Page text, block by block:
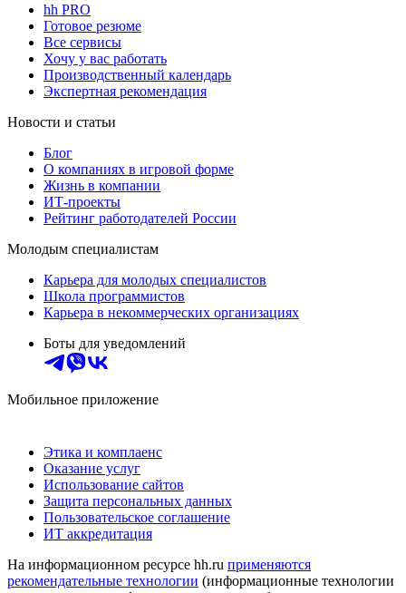
hh PRO
Готовое резюме
Все сервисы
Хочу у вас работать
Производственный календарь
Экспертная рекомендация
Новости и статьи
Блог
О компаниях в игровой форме
Жизнь в компании
ИТ-проекты
Рейтинг работодателей России
Молодым специалистам
Карьера для молодых специалистов
Школа программистов
Карьера в некоммерческих организациях
Боты для уведомлений
Мобильное приложение
Этика и комплаенс
Оказание услуг
Использование сайтов
Защита персональных данных
Пользовательское соглашение
ИТ аккредитация
На информационном ресурсе hh.ru применяются
рекомендательные технологии (информационные технологии